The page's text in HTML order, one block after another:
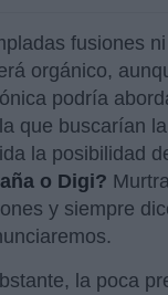
fusiones
orgánico,
podría
que buscarían
la posibilidad
o Digi?
y siempre
la poca